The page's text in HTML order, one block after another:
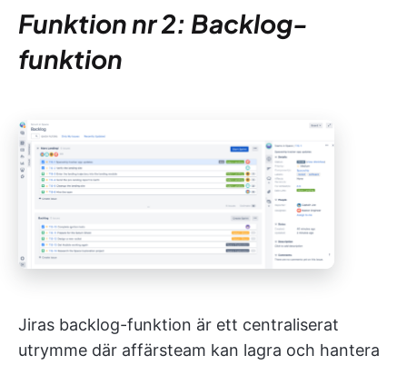
Funktion nr 2: Backlog-
funktion
Jiras backlog-funktion är ett centraliserat
utrymme där affärsteam kan lagra och hantera